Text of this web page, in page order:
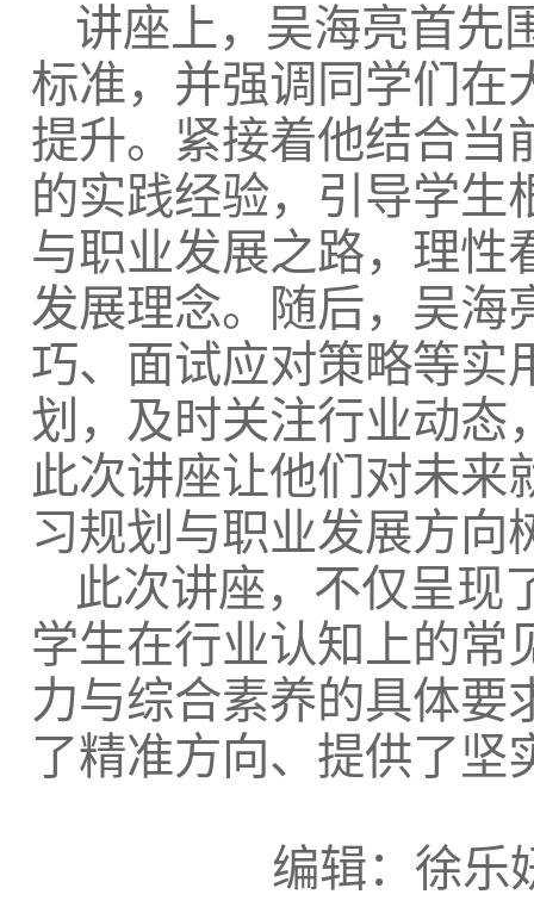
讲座上，吴海亮首先
标准，并强调同学们在
提升。紧接着他结合当
的实践经验，引导学生
与职业发展之路，理性
发展理念。随后，吴海
巧、面试应对策略等实
划，及时关注行业动态
此次讲座让他们对未来
习规划与职业发展方向
此次讲座，不仅呈现
学生在行业认知上的常
力与综合素养的具体要
了精准方向、提供了坚
编辑：徐乐